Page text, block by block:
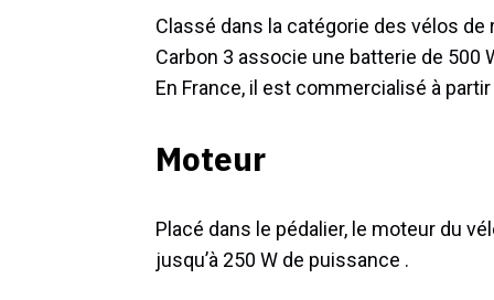
Classé dans la catégorie des vélos
Carbon 3 associe une batterie de 500
En France, il est commercialisé à partir
Moteur
Placé dans le pédalier, le moteur du
jusqu’à 250 W de puissance .